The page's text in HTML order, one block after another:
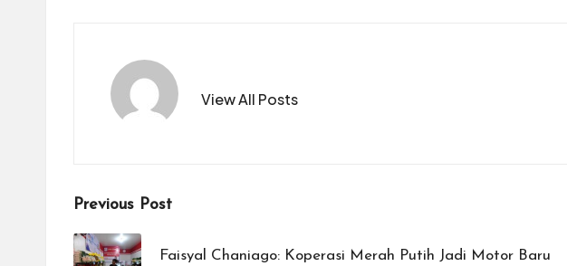
View All Posts
Post
navigation
Previous Post
Faisyal Chaniago: Koperasi Merah Putih Jadi Motor Baru